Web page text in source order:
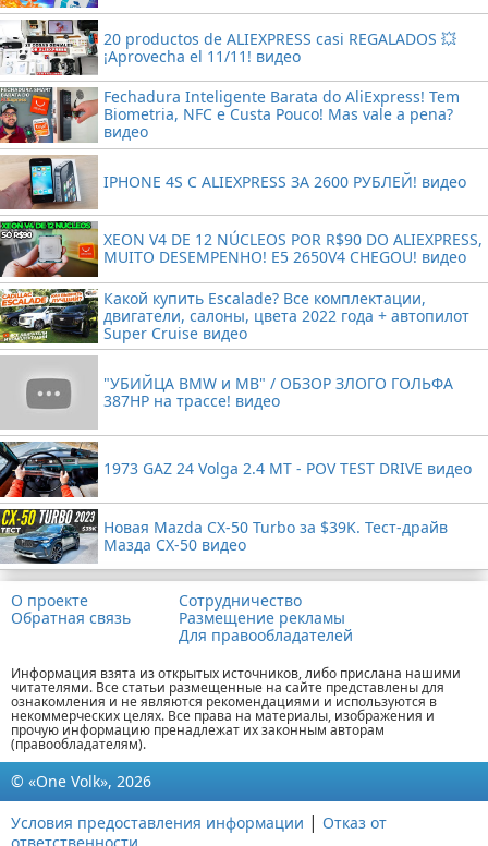
20 productos de ALIEXPRESS casi REGALADOS 💥
¡Aprovecha el 11/11! видео
Fechadura Inteligente Barata do AliExpress! Tem
Biometria, NFC e Custa Pouco! Mas vale a pena?
видео
IPHONE 4S С ALIEXPRESS ЗА 2600 РУБЛЕЙ! видео
XEON V4 DE 12 NÚCLEOS POR R$90 DO ALIEXPRESS,
MUITO DESEMPENHO! E5 2650V4 CHEGOU! видео
Какой купить Escalade? Все комплектации,
двигатели, салоны, цвета 2022 года + автопилот
Super Cruise видео
"УБИЙЦА BMW и MB" / ОБЗОР ЗЛОГО ГОЛЬФА
387HP на трассе! видео
1973 GAZ 24 Volga 2.4 MT - POV TEST DRIVE видео
Новая Mazda CX-50 Turbo за $39K. Тест-драйв
Мазда CX-50 видео
О проекте
Обратная связь
Сотрудничество
Размещение рекламы
Для правообладателей
Информация взята из открытых источников, либо прислана нашими
читателями. Все статьи размещенные на сайте представлены для
ознакомления и не являются рекомендациями и используются в
некоммерческих целях. Все права на материалы, изображения и
прочую информацию пренадлежат их законным авторам
(правообладателям).
© «One Volk», 2026
Условия предоставления информации | Отказ от